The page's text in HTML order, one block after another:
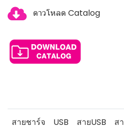
ดาวโหลด Catalog
สายชาร์จ USB สายUSB
ส